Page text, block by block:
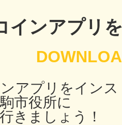
インアプリ
アプリをイン
市役所に
きましょう！
鎌倉
相模原